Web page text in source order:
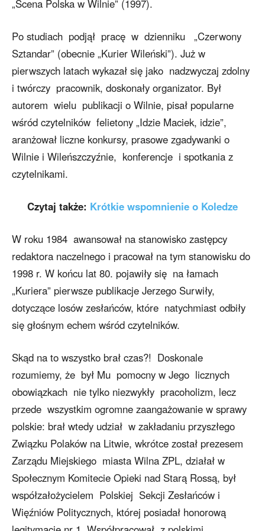
„Scena Polska w Wilnie” (1997).
Po studiach podjął pracę w dzienniku „Czerwony
Sztandar” (obecnie „Kurier Wileński”). Już w
pierwszych latach wykazał się jako nadzwyczaj zdolny
i twórczy pracownik, doskonały organizator. Był
autorem wielu publikacji o Wilnie, pisał popularne
wśród czytelników felietony „Idzie Maciek, idzie”,
aranżował liczne konkursy, prasowe zgadywanki o
Wilnie i Wileńszczyźnie, konferencje i spotkania z
czytelnikami.
Czytaj także: Krótkie wspomnienie o Koledze
W roku 1984 awansował na stanowisko zastępcy
redaktora naczelnego i pracował na tym stanowisku do
1998 r. W końcu lat 80. pojawiły się na łamach
„Kuriera” pierwsze publikacje Jerzego Surwiły,
dotyczące losów zesłańców, które natychmiast odbiły
się głośnym echem wśród czytelników.
Skąd na to wszystko brał czas?! Doskonale
rozumiemy, że był Mu pomocny w Jego licznych
obowiązkach nie tylko niezwykły pracoholizm, lecz
przede wszystkim ogromne zaangażowanie w sprawy
polskie: brał wtedy udział w zakładaniu przyszłego
Związku Polaków na Litwie, wkrótce został prezesem
Zarządu Miejskiego miasta Wilna ZPL, działał w
Społecznym Komitecie Opieki nad Starą Rossą, był
współzałożycielem Polskiej Sekcji Zesłańców i
Więźniów Politycznych, której posiadał honorową